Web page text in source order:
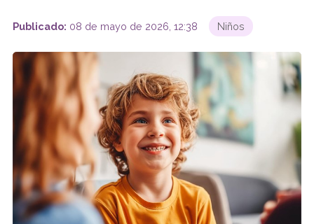
Publicado: 08 de mayo de 2026, 12:38 Niños